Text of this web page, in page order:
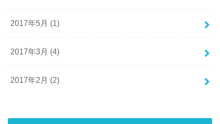
2017年5月 (1)
2017年3月 (4)
2017年2月 (2)